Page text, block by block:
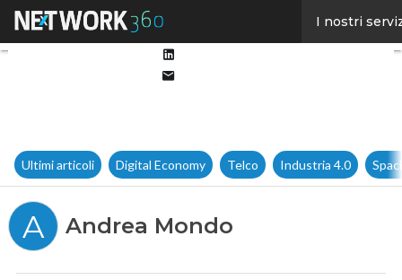
I nostri
Ultimi articoli Digital Economy Telco Industria 4.0
A Andrea Mondo